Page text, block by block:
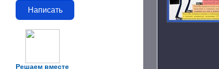
Решаем вместе
Написать